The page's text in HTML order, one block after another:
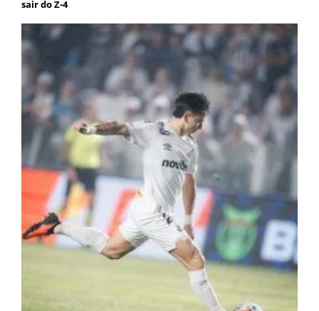
sair do Z-4